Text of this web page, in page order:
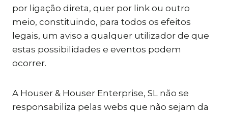
por ligação direta, quer por link ou outro
meio, constituindo, para todos os efeitos
legais, um aviso a qualquer utilizador de que
estas possibilidades e eventos podem
ocorrer.
A Houser & Houser Enterprise, SL não se
responsabiliza pelas webs que não sejam da